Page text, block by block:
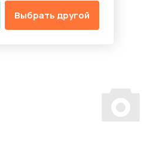
Выбрать другой